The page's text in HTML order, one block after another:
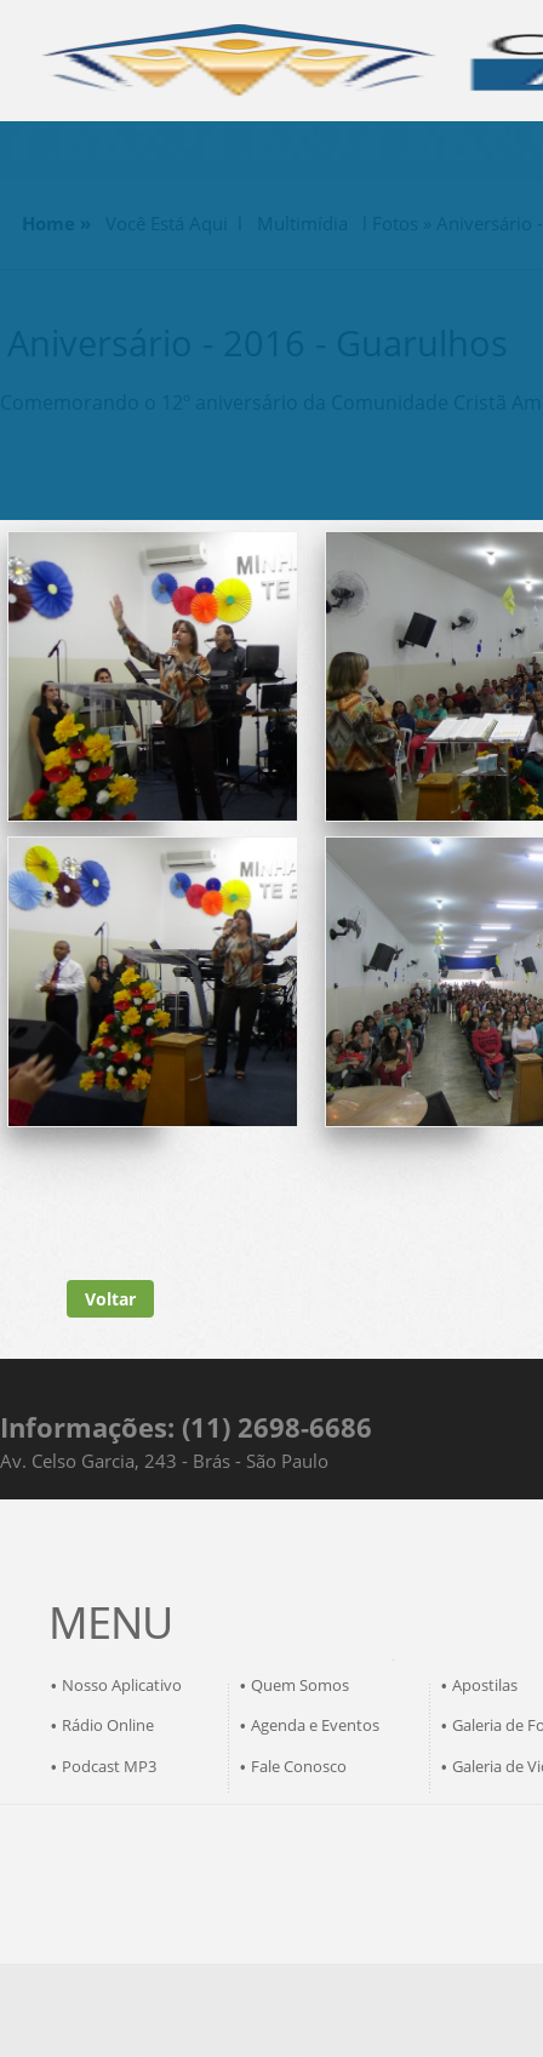
Voltar
Informações: (11) 2698-6686
Av. Celso Garcia, 243 - Brás - São Paulo
MENU
• Nosso Aplicativo • Quem Somos • Apostilas
• Rádio Online • Agenda e Eventos • Galeria de
• Podcast MP3 • Fale Conosco • Galeria de